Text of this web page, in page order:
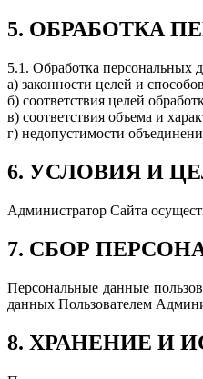
5. ОБРАБОТКА
5.1. Обработка персональных
а) законности целей и
б) соответствия целей
в) соответствия объема и
г) недопустимости
6. УСЛОВИЯ И
Администратор Сайта
7. СБОР
Персональные данные
данных Пользователем
8. ХРАНЕНИЕ И